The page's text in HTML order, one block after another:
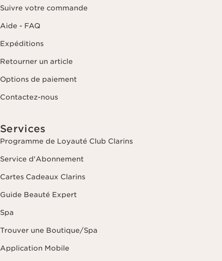
Suivre votre commande
Aide - FAQ
Expéditions
Retourner un article
Options de paiement
Contactez-nous
Services
Programme de Loyauté Club Clarins
Service d'Abonnement
Cartes Cadeaux Clarins
Guide Beauté Expert
Spa
Trouver une Boutique/Spa
Application Mobile